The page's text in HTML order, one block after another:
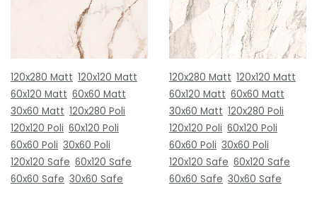
120x280 Matt 120x120 Matt
60x120 Matt 60x60 Matt
30x60 Matt 120x280 Poli
120x120 Poli 60x120 Poli
60x60 Poli 30x60 Poli
120x120 Safe 60x120 Safe
60x60 Safe 30x60 Safe
120x280 Matt 120x120 Matt
60x120 Matt 60x60 Matt
30x60 Matt 120x280 Poli
120x120 Poli 60x120 Poli
60x60 Poli 30x60 Poli
120x120 Safe 60x120 Safe
60x60 Safe 30x60 Safe